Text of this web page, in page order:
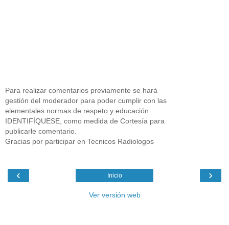
Para realizar comentarios previamente se hará
gestión del moderador para poder cumplir con las
elementales normas de respeto y educación.
IDENTIFÍQUESE, como medida de Cortesía para
publicarle comentario.
Gracias por participar en Tecnicos Radiologos
‹ ›
Inicio
Ver versión web